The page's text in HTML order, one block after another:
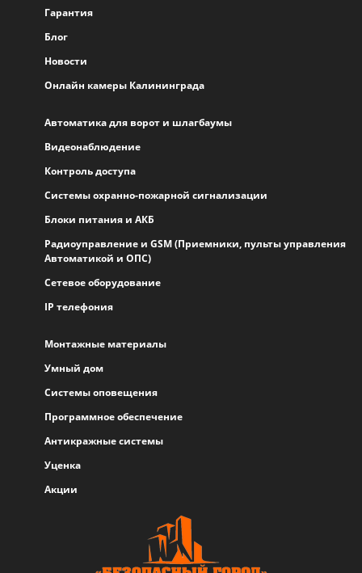
Гарантия
Блог
Новости
Онлайн камеры Калининграда
Автоматика для ворот и шлагбаумы
Видеонаблюдение
Контроль доступа
Системы охранно-пожарной сигнализации
Блоки питания и АКБ
Радиоуправление и GSM (Приемники, пульты управления
Автоматикой и ОПС)
Сетевое оборудование
IP телефония
Монтажные материалы
Умный дом
Системы оповещения
Программное обеспечение
Антикражные системы
Уценка
Акции